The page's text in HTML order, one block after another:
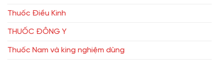
Thuốc Điều Kinh
THUỐC ĐÔNG Y
Thuốc Nam và king nghiệm dùng